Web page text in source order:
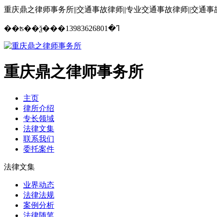
重庆鼎之律师事务所||交通事故律师||专业交通事故律师||交通事
��ʦ��ѯ���ߣ�13983626801
重庆鼎之律师事务所
主页
律所介绍
专长领域
法律文集
联系我们
委托案件
法律文集
业界动态
法律法规
案例分析
法律随笔